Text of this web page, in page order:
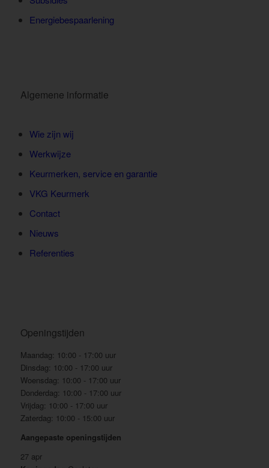
Energiebespaarlening
Algemene informatie
Wie zijn wij
Werkwijze
Keurmerken, service en garantie
VKG Keurmerk
Contact
Nieuws
Referenties
Openingstijden
Maandag: 10:00 - 17:00 uur
Dinsdag: 10:00 - 17:00 uur
Woensdag: 10:00 - 17:00 uur
Donderdag: 10:00 - 17:00 uur
Vrijdag: 10:00 - 17:00 uur
Zaterdag: 10:00 - 15:00 uur
Aangepaste openingstijden
27 apr